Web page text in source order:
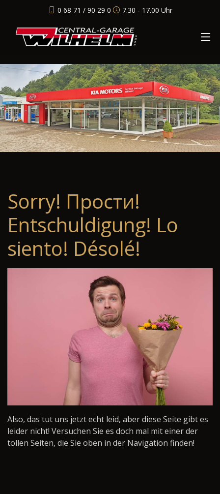
0 68 71 / 90 29 0 7.30 - 17.00 Uhr
Sorry! Прости!
Entschuldigung! Lo
siento! Désolé!
Also, das tut uns jetzt echt leid, aber diese Seite gibt es
leider nicht! Versuchen Sie es doch mal mit einer der
tollen Seiten, die Sie oben in der Navigation finden!